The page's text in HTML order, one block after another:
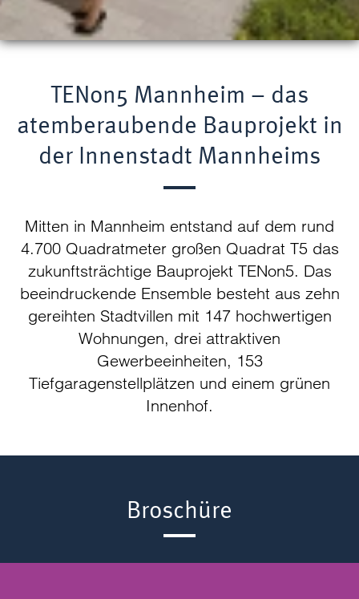
TENon5 Mannheim – das
atemberaubende Bauprojekt in
der Innenstadt Mannheims
Mitten in Mannheim entstand auf dem rund
4.700 Quadratmeter großen Quadrat T5 das
zukunftsträchtige Bauprojekt TENon5. Das
beeindruckende Ensemble besteht aus zehn
gereihten Stadtvillen mit 147 hochwertigen
Wohnungen, drei attraktiven
Gewerbeeinheiten, 153
Tiefgaragenstellplätzen und einem grünen
Innenhof.
Broschüre